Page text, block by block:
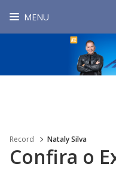
MENU
Record Nataly Silva
Confira o